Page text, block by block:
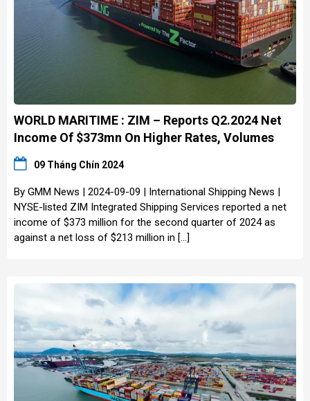
WORLD MARITIME : ZIM – Reports Q2.2024 Net
Income Of $373mn On Higher Rates, Volumes
09 Tháng Chín 2024
By GMM News | 2024-09-09 | International Shipping News |
NYSE-listed ZIM Integrated Shipping Services reported a net
income of $373 million for the second quarter of 2024 as
against a net loss of $213 million in […]